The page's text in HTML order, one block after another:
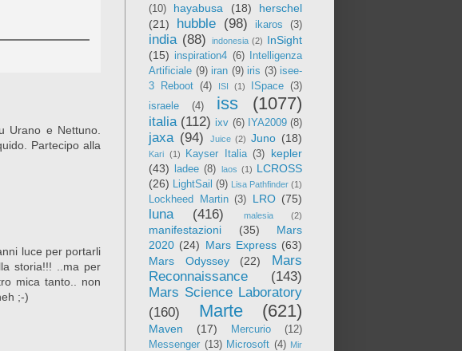
Urano e Nettuno.
Partecipo alla
luce per portarli
storia!!! ..ma per
mica tanto.. non
;-)
(10)
hayabusa (18)
herschel
(21)
hubble (98) ikaros (3)
india (88) indonesia (2) InSight
(15) inspiration4 (6)
Intelligenza
Artificiale (9) iran (9) iris (3) isee-
3 Reboot (4) ISI (1) ISpace (3)
israele
(4) iss (1077)
italia (112) ixv (6) IYA2009 (8)
jaxa (94) Juice (2) Juno (18)
Kari (1) Kayser Italia (3)
kepler
(43)
ladee (8) laos (1) LCROSS
(26) LightSail (9) Lisa Pathfinder (1)
Lockheed Martin (3) LRO (75)
luna (416) malesia (2)
manifestazioni (35)
Mars
2020 (24) Mars Express (63)
Mars Odyssey
(22)
Mars
Reconnaissance
(143)
Mars Science Laboratory
(160)
Marte (621)
Maven (17) Mercurio
(12)
Messenger (13) Microsoft (4) Mir